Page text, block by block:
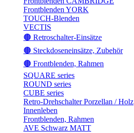
Frontblenden YORK
TOUCH-Blenden
VECTIS
🟤 Retroschalter-Einsätze
🟤 Steckdoseneinsätze, Zubehör
🟤 Frontblenden, Rahmen
SQUARE series
ROUND series
CUBE series
Retro-Drehschalter Porzellan / Holz
Innenleben
Frontblenden, Rahmen
AVE Schwarz MATT